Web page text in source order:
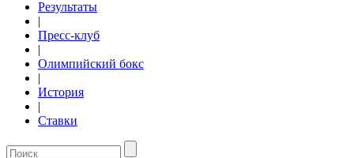
Результаты
|
Пресс-клуб
|
Олимпийский бокс
|
История
|
Ставки